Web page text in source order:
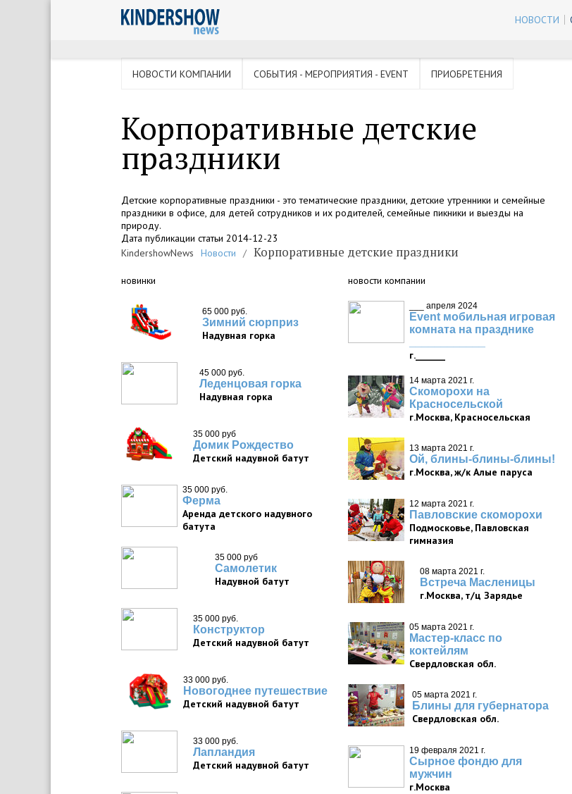
НОВОСТИ
НОВОСТИ КОМПАНИИ СОБЫТИЯ - МЕРОПРИЯТИЯ - EVENT ПРИОБРЕТЕНИЯ
Корпоративные детские
праздники
Детские корпоративные праздники - это тематические праздники, детские утренники и семейные
праздники в офисе, для детей сотрудников и их родителей, семейные пикники и выезды на
природу.
Дата публикации статьи 2014-12-23
KindershowNews
Новости / Корпоративные детские праздники
новинки
65 000 руб.
Зимний сюрприз
Надувная горка
45 000 руб.
Леденцовая горка
Надувная горка
35 000 руб
Домик Рождество
Детский надувной батут
35 000 руб.
Ферма
Аренда детского надувного
батута
35 000 руб
Самолетик
Надувной батут
35 000 руб.
Конструктор
Детский надувной батут
33 000 руб.
Новогоднее путешествие
Детский надувной батут
33 000 руб.
Лапландия
Детский надувной батут
новости компании
___ апреля 2024
Event мобильная игровая
комната на празднике
г._______
14 марта 2021 г.
Скоморохи на
Красносельской
г.Москва, Красносельская
13 марта 2021 г.
Ой, блины-блины-блины!
г.Москва, ж/к Алые паруса
12 марта 2021 г.
Павловские скоморохи
Подмосковье, Павловская
гимназия
08 марта 2021 г.
Встреча Масленицы
г.Москва, т/ц Зарядье
05 марта 2021 г.
Мастер-класс по
коктейлям
Свердловская обл.
05 марта 2021 г.
Блины для губернатора
Свердловская обл.
19 февраля 2021 г.
Сырное фондю для
мужчин
г.Москва